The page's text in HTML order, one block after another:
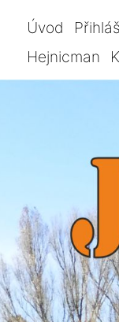
Úvod
Hejnicman